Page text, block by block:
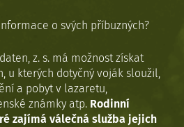
o svých příbuzných?
z. s. má možnost získat
u kterých dotyčný voják sloužil,
a pobyt v lazaretu,
známky atp. Rodinní
zajímá válečná služba jejich